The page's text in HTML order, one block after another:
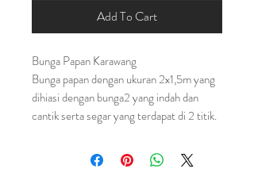
Add To Cart
Bunga Papan Karawang
Bunga papan dengan ukuran 2x1,5m yang
dihiasi dengan bunga2 yang indah dan
cantik serta segar yang terdapat di 2 titik.